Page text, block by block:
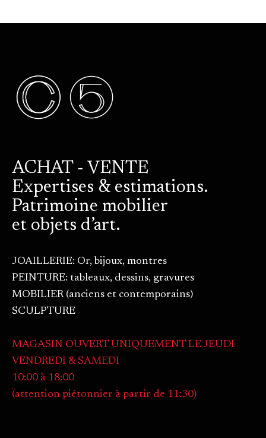
ACHAT - VENTE
Expertises & estimations.
Patrimoine mobilier
et objets d’art.
JOAILLERIE: Or, bijoux, montres
PEINTURE: tableaux, dessins, gravures
MOBILIER (anciens et contemporains)
SCULPTURE
MAGASIN OUVERT UNIQUEMENT LE JEUDI
VENDREDI & SAMEDI
10:00 à 18:00
(attention piétonnier à partir de 11:30)